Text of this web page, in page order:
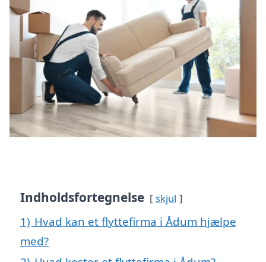
Indholdsfortegnelse skjul
1) Hvad kan et flyttefirma i Ådum hjælpe
med?